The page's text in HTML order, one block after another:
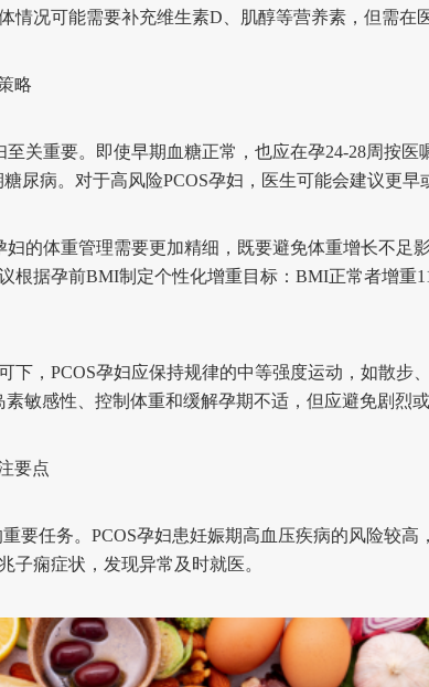
情况可能需要补充维生素D、肌醇等营养素，但需在
略
重要。即使早期血糖正常，也应在孕24-28周按医
尿病。对于高风险PCOS孕妇，医生可能会建议更早
的体重管理需要更加精细，既要避免体重增长不足
根据孕前BMI制定个性化增重目标：BMI正常者增重
，PCOS孕妇应保持规律的中等强度运动，如散步
敏感性、控制体重和缓解孕期不适，但应避免剧烈或
要点
任务。PCOS孕妇患妊娠期高血压疾病的风险较高
子痫症状，发现异常及时就医。